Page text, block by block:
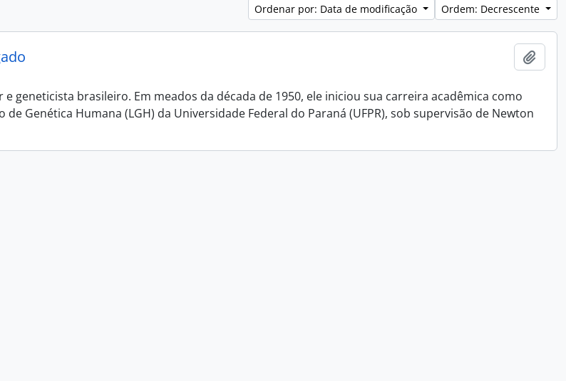
Ordenar por: Data de modificação Ordem: Decrescente
geneticista brasileiro. Em meados da década de 1950, ele iniciou sua carreira acadêmica como
Genética Humana (LGH) da Universidade Federal do Paraná (UFPR), sob supervisão de Newton